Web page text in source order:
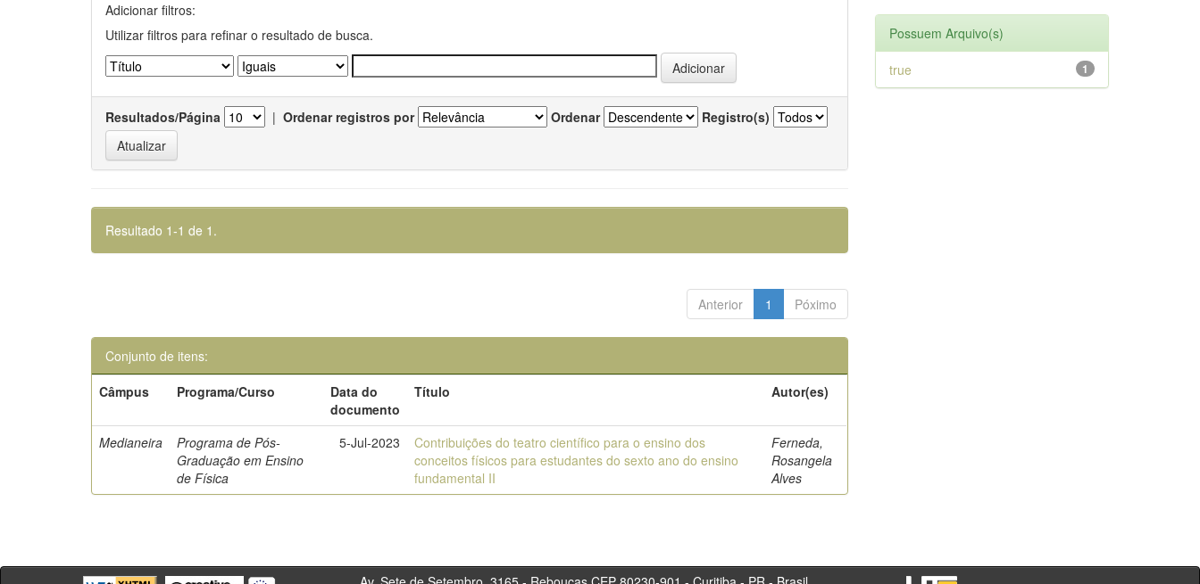
Adicionar filtros:
Utilizar filtros para refinar o resultado de busca.
Resultados/Página | Ordenar registros por Ordenar Registro(s)
Resultado 1-1 de 1.
Anterior 1 Póximo
Conjunto de itens:
Câmpus
Programa/Curso
Data do
documento
Título Autor(es)
Medianeira
Programa de Pós-
Graduação em Ensino
de Física
5-Jul-2023
Contribuições do teatro científico para o ensino dos
conceitos físicos para estudantes do sexto ano do ensino
fundamental II
Ferneda,
Rosangela
Alves
Possuem Arquivo(s)
1
true